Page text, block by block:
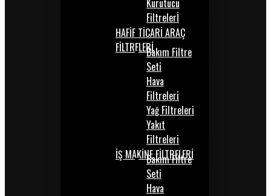
Kurutucu
Filtrelerİ
HAFİF TİCARİ ARAÇ
FİLTRELERİBakım Filtre
Seti
Hava
Filtreleri
Yağ Filtreleri
Yakıt
Filtreleri
İŞ MAKİNE FİLTRELERİ
Bakım Filtre
Seti
Hava